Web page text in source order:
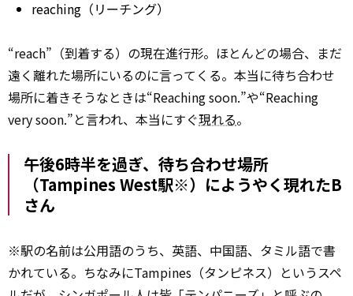
reaching（リーチング）
“reach”（到着する）の現在進行形。ほとんどの場合、まだ
遠く離れた場所にいるのに言ってくる。本当に待ち合わせ
場所に着きそうなときは“Reaching soon.”や“Reaching
very soon.”と言われ、本当にすぐ現れる。
午後6時半を過ぎ、待ち合わせ場所
（Tampines West駅※）にようやく現れたB
さん
※駅の名前は公用語のうち、英語、中国語、タミル語で書
かれている。ちなみにTampines（タンピネス）というスペ